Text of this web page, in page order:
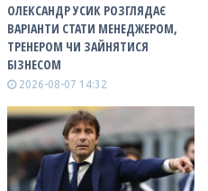
ОЛЕКСАНДР УСИК РОЗГЛЯДАЄ
ВАРІАНТИ СТАТИ МЕНЕДЖЕРОМ,
ТРЕНЕРОМ ЧИ ЗАЙНЯТИСЯ
БІЗНЕСОМ
2026-08-07 14:32